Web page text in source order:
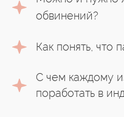
обвинений?
Как понять, что
С чем каждому
поработать в